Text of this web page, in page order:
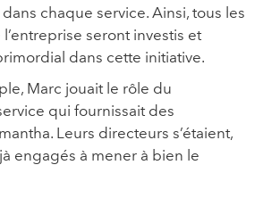
chaque service. Ainsi, tous les
seront investis et
dans cette initiative.
Marc jouait le rôle du
qui fournissait des
Leurs directeurs s’étaient,
engagés à mener à bien le